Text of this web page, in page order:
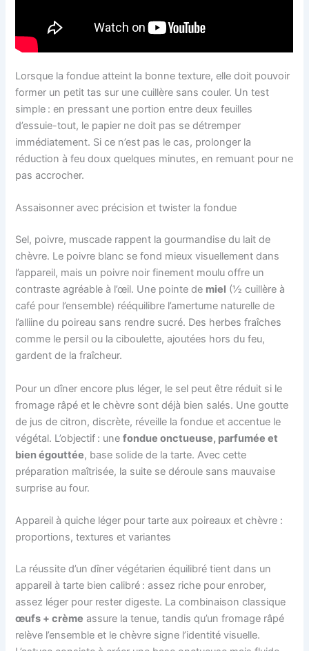
Lorsque la fondue atteint la bonne texture, elle doit pouvoir
former un petit tas sur une cuillère sans couler. Un test
simple : en pressant une portion entre deux feuilles
d’essuie-tout, le papier ne doit pas se détremper
immédiatement. Si ce n’est pas le cas, prolonger la
réduction à feu doux quelques minutes, en remuant pour ne
pas accrocher.
Assaisonner avec précision et twister la fondue
Sel, poivre, muscade rappent la gourmandise du lait de
chèvre. Le poivre blanc se fond mieux visuellement dans
l’appareil, mais un poivre noir finement moulu offre un
contraste agréable à l’œil. Une pointe de miel (½ cuillère à
café pour l’ensemble) rééquilibre l’amertume naturelle de
l’alliine du poireau sans rendre sucré. Des herbes fraîches
comme le persil ou la ciboulette, ajoutées hors du feu,
gardent de la fraîcheur.
Pour un dîner encore plus léger, le sel peut être réduit si le
fromage râpé et le chèvre sont déjà bien salés. Une goutte
de jus de citron, discrète, réveille la fondue et accentue le
végétal. L’objectif : unefondue onctueuse, parfumée et
bien égouttée, base solide de la tarte. Avec cette
préparation maîtrisée, la suite se déroule sans mauvaise
surprise au four.
Appareil à quiche léger pour tarte aux poireaux et chèvre :
proportions, textures et variantes
La réussite d’un dîner végétarien équilibré tient dans un
appareil à tarte bien calibré : assez riche pour enrober,
assez léger pour rester digeste. La combinaison classique
œufs + crème assure la tenue, tandis qu’un fromage râpé
relève l’ensemble et le chèvre signe l’identité visuelle.